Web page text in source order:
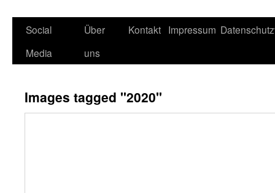
Social
Media
Über
uns
Kontakt Impressum
Images tagged "2020"